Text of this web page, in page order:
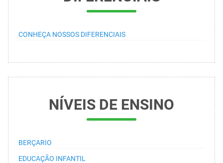
CONHEÇA NOSSOS DIFERENCIAIS
NÍVEIS DE ENSINO
BERÇARIO
EDUCAÇÃO INFANTIL